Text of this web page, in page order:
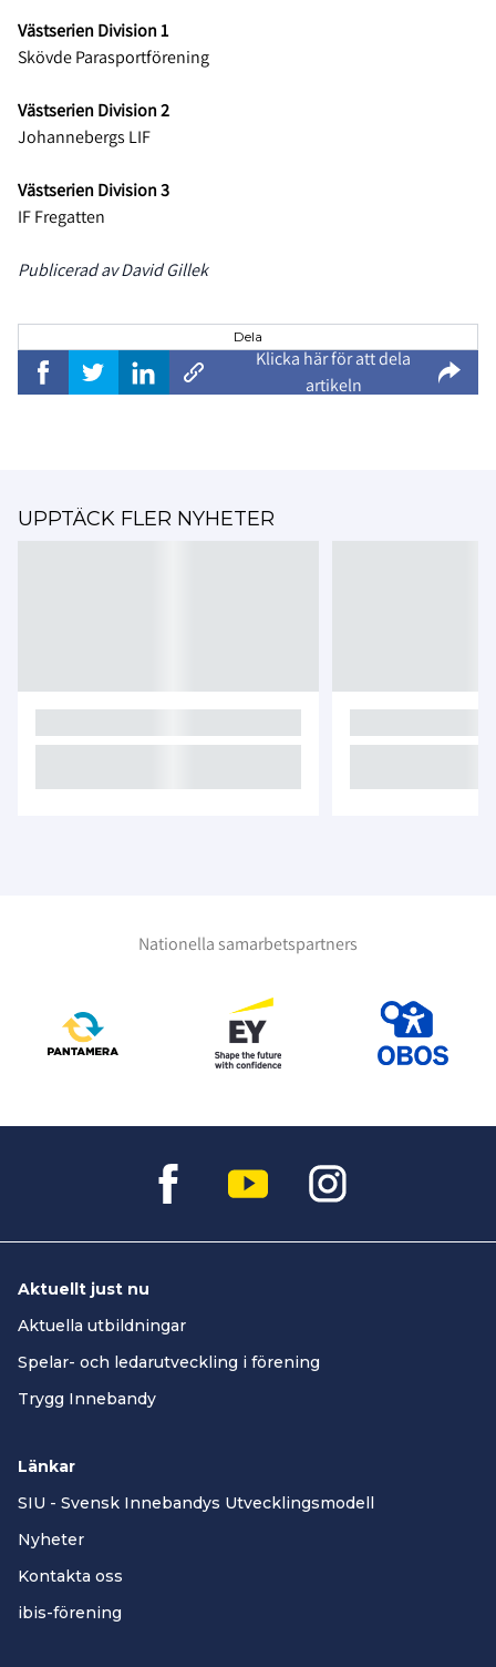
Västserien Division 1
Skövde Parasportförening
Västserien Division 2
Johannebergs LIF
Västserien Division 3
IF Fregatten
Publicerad av David Gillek
Dela
Klicka här för att dela
artikeln
UPPTÄCK FLER NYHETER
Nationella samarbetspartners
Aktuellt just nu
Aktuella utbildningar
Spelar- och ledarutveckling i förening
Trygg Innebandy
Länkar
SIU - Svensk Innebandys Utvecklingsmodell
Nyheter
Kontakta oss
ibis-förening